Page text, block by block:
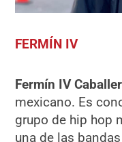
FERMÍN IV
Fermín IV
mexicano. Es
grupo de hip hop
una de las